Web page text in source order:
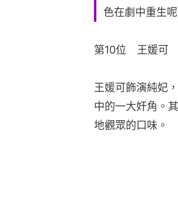
色在劇中重生呢
第10位　王媛可
王媛可飾演純妃
中的一大奸角。
地觀眾的口味。